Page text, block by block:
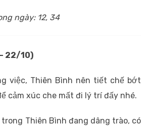
ngày: 12, 34
22/10)
việc, Thiên Bình nên tiết chế bớt
cảm xúc che mất đi lý trí đấy nhé.
Thiên Bình đang dâng trào, có